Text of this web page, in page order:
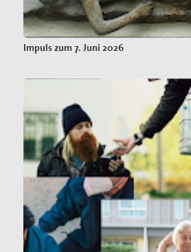
Impuls zum 7. Juni 2026